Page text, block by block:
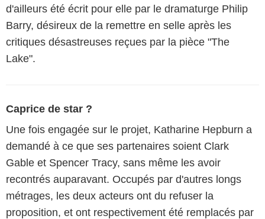
d'ailleurs été écrit pour elle par le dramaturge Philip
Barry, désireux de la remettre en selle après les
critiques désastreuses reçues par la pièce "The
Lake".
Caprice de star ?
Une fois engagée sur le projet, Katharine Hepburn a
demandé à ce que ses partenaires soient Clark
Gable et Spencer Tracy, sans même les avoir
recontrés auparavant. Occupés par d'autres longs
métrages, les deux acteurs ont du refuser la
proposition, et ont respectivement été remplacés par